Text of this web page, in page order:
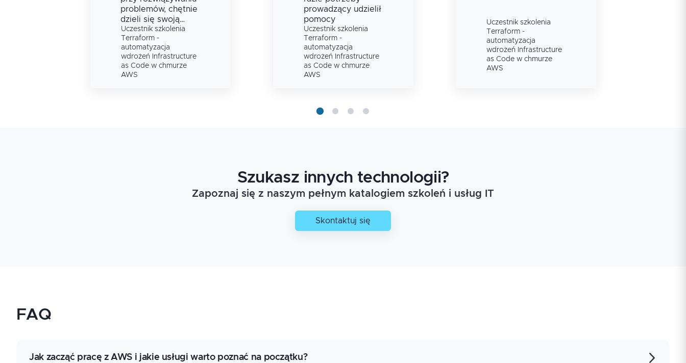
problemów, chętnie
dzieli się swoją
wiedzą i
doświadczeniem.
Uczestnik szkolenia
Terraform -
automatyzacja
wdrożeń Infrastructure
as Code w chmurze
AWS
prowadzący udzielił
pomocy
Uczestnik szkolenia
Terraform -
automatyzacja
wdrożeń Infrastructure
as Code w chmurze
AWS
Uczestnik szkolenia
Terraform -
automatyzacja
wdrożeń Infrastructure
as Code w chmurze
AWS
Szukasz innych technologii?
Zapoznaj się z naszym pełnym katalogiem szkoleń i usług IT
Skontaktuj się
FAQ
Jak zacząć pracę z AWS i jakie usługi warto poznać na początku?